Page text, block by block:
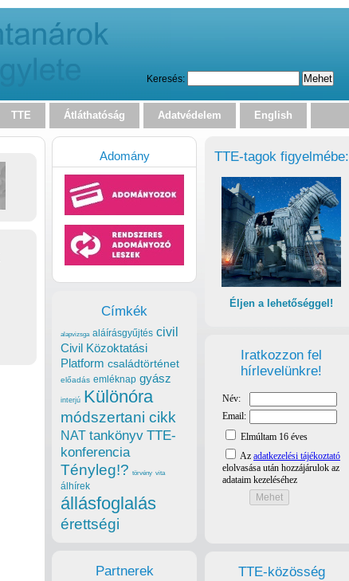
Keresés:
TTE Átláthatóság Adatvédelem English
TTE-tagok figyelmébe:
Éljen a lehetőséggel!
Iratkozzon fel
hírlevelünkre!
TTE-közösség
Adomány
Címkék
alapvizsga aláírásgyűjtés civil
Civil Közoktatási
Platform családtörténet
előadás emléknap gyász
interjú Különóra
módszertani cikk
NAT tankönyv TTE-
konferencia
Tényleg!? törvény vita
álhírek
állásfoglalás
érettségi
Partnerek